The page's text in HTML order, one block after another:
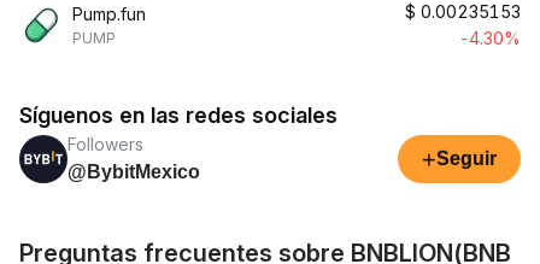
Pump.fun
PUMP
$ 0.00235153
-4.30%
Síguenos en las redes sociales
Followers
@BybitMexico
+Seguir
Preguntas frecuentes sobre BNBLION(BNB